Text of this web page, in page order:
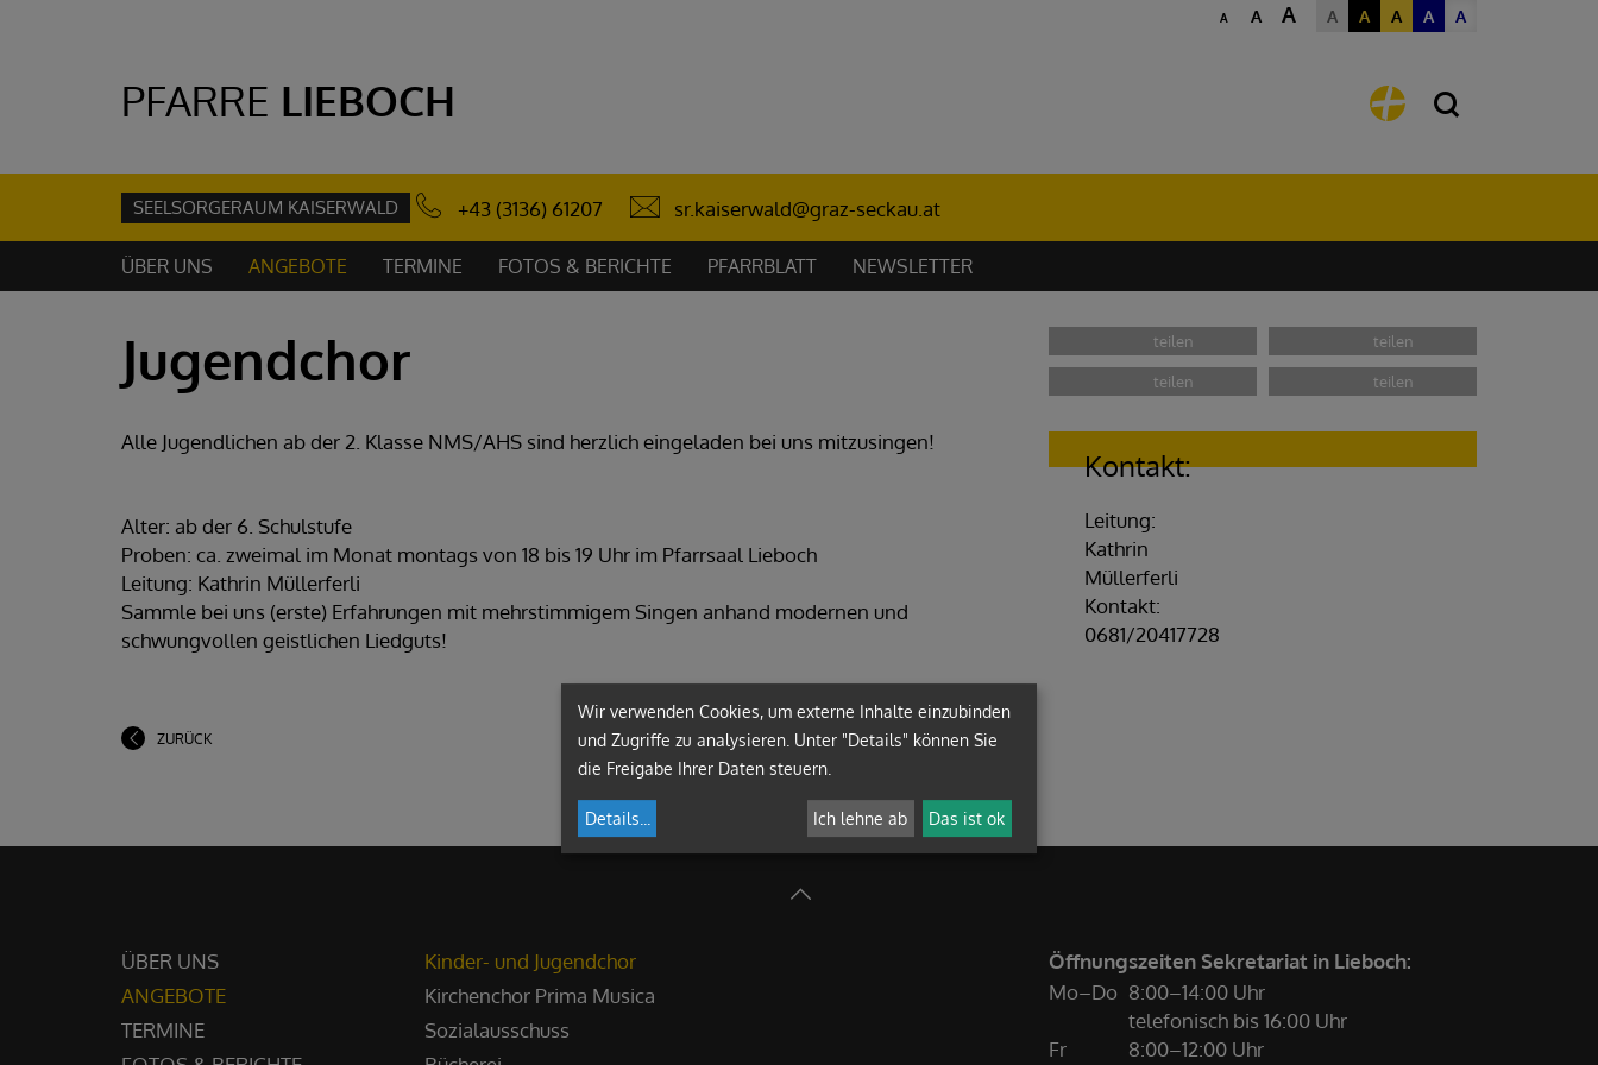
A A A A A A A A
PFARRE LIEBOCH
SEELSORGERAUM KAISERWALD +43 (3136) 61207 sr.kaiserwald@graz-seckau.at
ÜBER UNS ANGEBOTE TERMINE FOTOS & BERICHTE PFARRBLATT NEWSLETTER
Jugendchor
Alle Jugendlichen ab der 2. Klasse NMS/AHS sind herzlich eingeladen bei uns mitzusingen!
Alter: ab der 6. Schulstufe
Proben: ca. zweimal im Monat montags von 18 bis 19 Uhr im Pfarrsaal Lieboch
Leitung: Kathrin Müllerferli
Sammle bei uns (erste) Erfahrungen mit mehrstimmigem Singen anhand modernen und
schwungvollen geistlichen Liedguts!
ZURÜCK
Kontakt:
Leitung:
Kathrin
Müllerferli
Kontakt:
0681/20417728
ÜBER UNS
ANGEBOTE
Kinder- und Jugendchor
Kirchenchor Prima Musica
Sozialausschuss
TERMINE
Öffnungszeiten Sekretariat in Lieboch:
Mo–Do 8:00–14:00 Uhr
telefonisch bis 16:00 Uhr
Fr
8:00–12:00 Uhr
Wir verwenden Cookies, um externe Inhalte einzubinden
und Zugriffe zu analysieren. Unter "Details" können Sie
die Freigabe Ihrer Daten steuern.
Details Ich lehne ab Das ist ok